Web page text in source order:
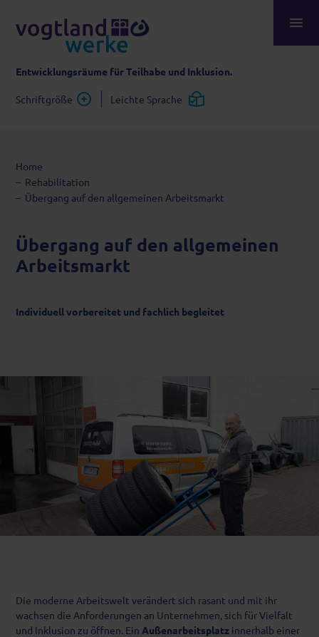
Entwicklungsräume für Teilhabe und Inklusion.
Schriftgröße Leichte Sprache
Home
Rehabilitation
Übergang auf den allgemeinen Arbeitsmarkt
Übergang auf den allgemeinen
Arbeitsmarkt
Individuell vorbereitet und fachlich begleitet
Die moderne Arbeitswelt verändert sich rasant und mit ihr
wachsen die Anforderungen an Unternehmen, sich für Vielfalt
und Inklusion zu öffnen. Ein Außenarbeitsplatz innerhalb einer